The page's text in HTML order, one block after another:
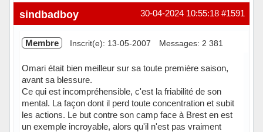
Hors ligne #1591
30-04-2024 10:55:18
sindbadboy
Membre Inscrit(e): 13-05-2007 Messages: 2 381
Omari était bien meilleur sur sa toute première saison,
avant sa blessure.
Ce qui est incompréhensible, c'est la friabilité de son
mental. La façon dont il perd toute concentration et subit
les actions. Le but contre son camp face à Brest en est
un exemple incroyable, alors qu'il n'est pas vraiment